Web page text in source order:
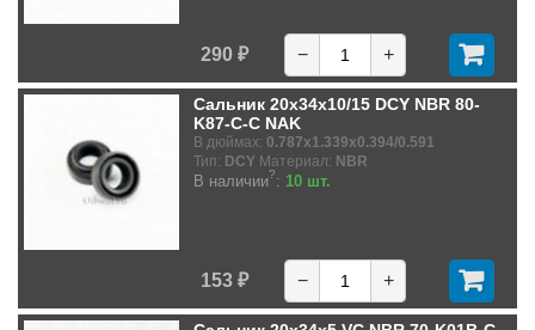
290 ₽ − +
Сальник 20x34x10/15 DCY NBR 80-
K87-C-C NAK
В дюймах: 0.787x1.339x0.394/0.591
Тип: DCY Материал: NBR
В наличии?: 10 шт.
153 ₽ − +